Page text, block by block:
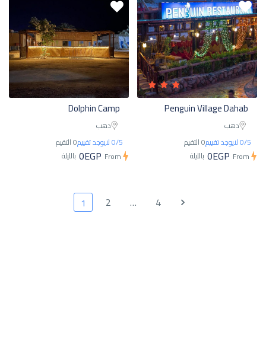
Penguin Village Dahab
دهب
0/5 لايوجد تقييم
0 التقيم
0EGP بالليلة
Dolphin Camp
دهب
0/5 لايوجد تقييم
0 التقيم
0EGP بالليلة
1 2 … 4